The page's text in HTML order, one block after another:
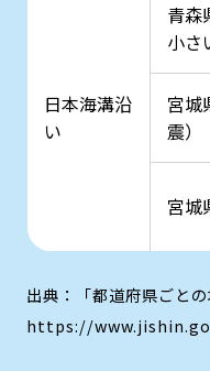
日本海溝沿
い
青森
小さ
宮城
震）
宮城
出典：「都道府県ごと
https://